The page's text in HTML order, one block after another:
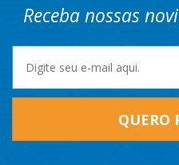
Receba nossas
QUERO